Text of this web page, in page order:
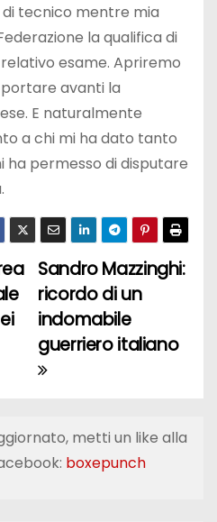
tecnico mentre mia
la qualifica di
esame. Apriremo
avanti la
E naturalmente
a chi mi ha dato tanto
ha permesso di disputare
Sandro Mazzinghi:
ricordo di un
indomabile
guerriero italiano
metti un like alla
boxepunch